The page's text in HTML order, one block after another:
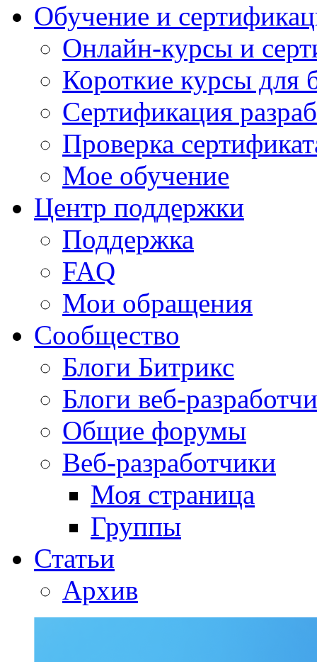
Обучение и
Онлайн-курсы и
Короткие курсы для
Сертификация
Проверка
Мое обучение
Центр поддержки
Поддержка
FAQ
Мои обращения
Сообщество
Блоги Битрикс
Блоги веб-
Общие форумы
Веб-разработчики
Моя страница
Группы
Статьи
Архив